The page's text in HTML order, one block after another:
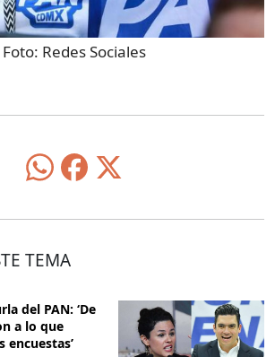
Foto: Redes Sociales
TEMA
del PAN: ‘De
a lo que